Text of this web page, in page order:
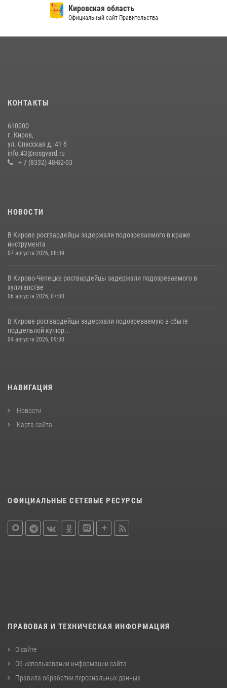
Кировская область
Официальный сайт Правительства
КОНТАКТЫ
610000
г. Киров,
ул. Спасская д. 41 б
info.43@rosgvard.ru
+ 7 (8332) 48-82-03
НОВОСТИ
В Кирове росгвардейцы задержали подозреваемого в краже
инструмента
07 августа 2026, 08:39
В Кирово-Чепецке росгвардейцы задержали подозреваемого в
хулиганстве
06 августа 2026, 07:00
В Кирове росгвардейцы задержали подозреваемую в сбыте
поддельной купюр...
04 августа 2026, 09:30
НАВИГАЦИЯ
Новости
Карта сайта
ОФИЦИАЛЬНЫЕ СЕТЕВЫЕ РЕСУРСЫ
ПРАВОВАЯ И ТЕХНИЧЕСКАЯ ИНФОРМАЦИЯ
О сайте
Об использовании информации сайта
Правила обработки персональных данных